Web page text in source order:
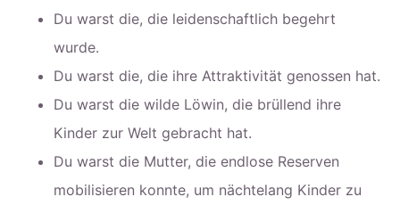
Du warst die, die leidenschaftlich begehrt
wurde.
Du warst die, die ihre Attraktivität genossen hat.
Du warst die wilde Löwin, die brüllend ihre
Kinder zur Welt gebracht hat.
Du warst die Mutter, die endlose Reserven
mobilisieren konnte, um nächtelang Kinder zu